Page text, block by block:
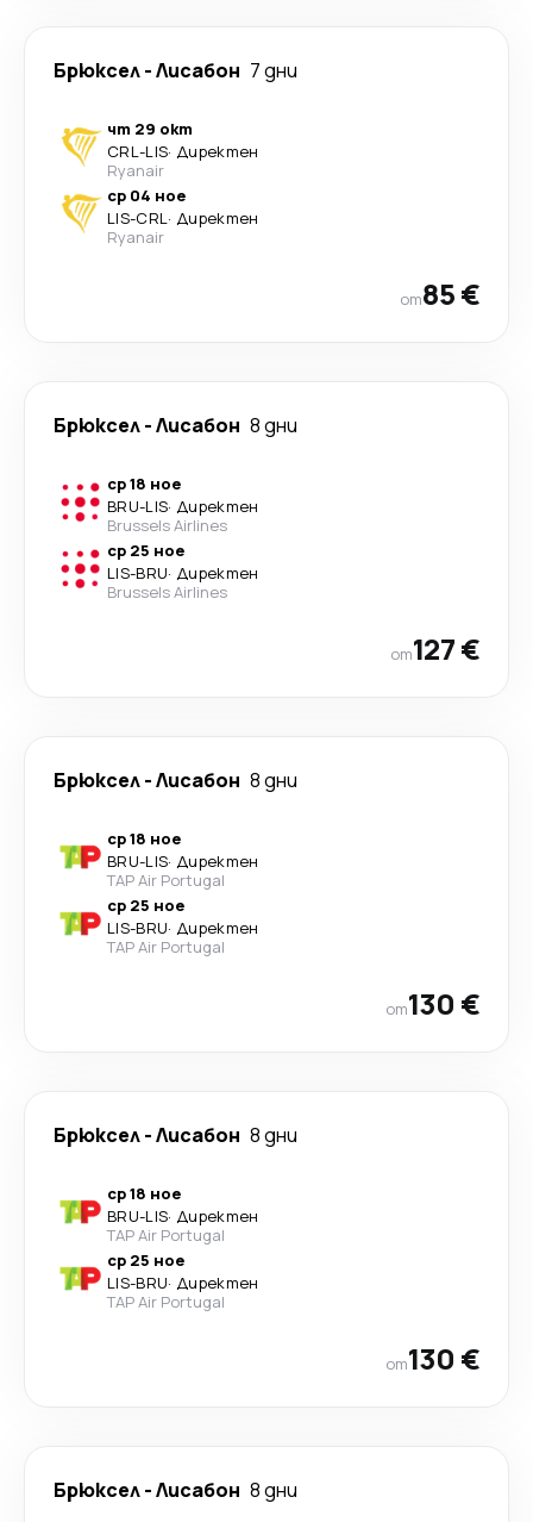
Брюксел-Лисабон 7 дни
чт 29 окт
CRL-LIS· Директен
Ryanair
ср 04 ное
LIS-CRL· Директен
Ryanair
от85 €
Брюксел-Лисабон 8 дни
ср 18 ное
BRU-LIS· Директен
Brussels Airlines
ср 25 ное
LIS-BRU· Директен
Brussels Airlines
от127 €
Брюксел-Лисабон 8 дни
ср 18 ное
BRU-LIS· Директен
TAP Air Portugal
ср 25 ное
LIS-BRU· Директен
TAP Air Portugal
от130 €
Брюксел-Лисабон 8 дни
ср 18 ное
BRU-LIS· Директен
TAP Air Portugal
ср 25 ное
LIS-BRU· Директен
TAP Air Portugal
от130 €
Брюксел-Лисабон 8 дни